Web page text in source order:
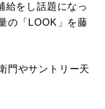
給をし話題になっ
の「LOOK」を藤
門やサントリー天